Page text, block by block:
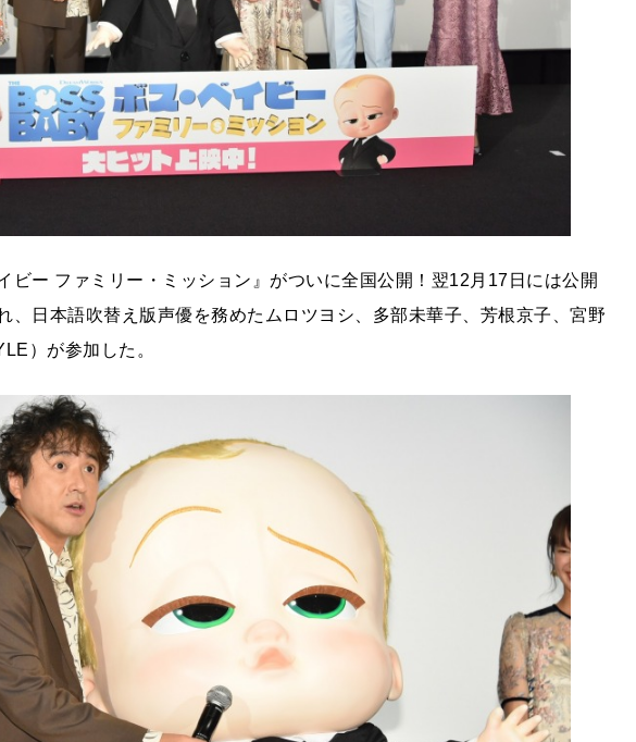
ビー ファミリー・ミッション』がついに全国公開！翌12月17日には公開
、日本語吹替え版声優を務めたムロツヨシ、多部未華子、芳根京子、宮野
）が参加した。